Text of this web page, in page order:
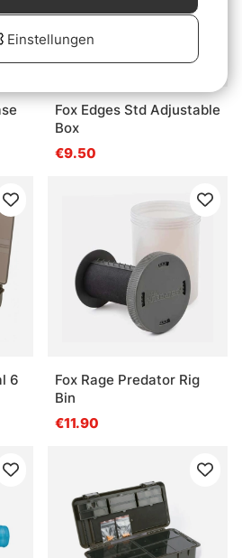
Fox Edges Std Adjustable
Box
€9.50
6
Fox Rage Predator Rig
Bin
€11.90
Einstellungen